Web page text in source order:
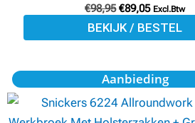
€98,95 €89,05 Excl.Btw
BEKIJK / BESTEL
op
de
Aanbieding
Oorspronkelijke
prijs
was:
€112,50.
Huidige
prijs
is:
€101,25.
Dit
product
heeft